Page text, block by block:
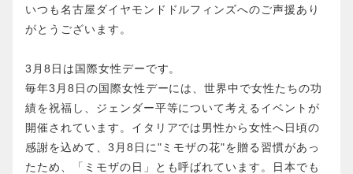
いつも名古屋ダイヤモンドドルフィンズへのご声援あり
がとうございます。
3月8日は国際女性デーです。
毎年3月8日の国際女性デーには、世界中で女性たちの功
績を祝福し、ジェンダー平等について考えるイベントが
開催されています。イタリアでは男性から女性へ日頃の
感謝を込めて、3月8日に"ミモザの花"を贈る習慣があっ
たため、「ミモザの日」とも呼ばれています。日本でも